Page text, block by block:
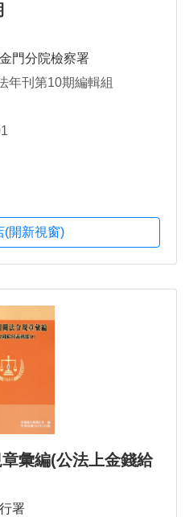
門分院檢察署
年刊第10期編輯組
(開新視窗)
彙編(公法上金錢給
署